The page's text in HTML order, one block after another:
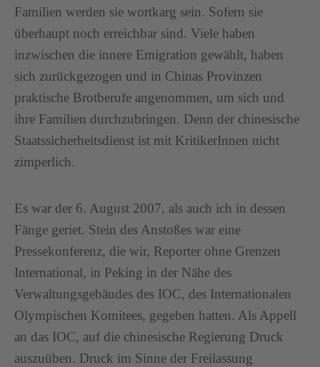
Familien werden sie wortkarg sein. Sofern sie
überhaupt noch erreichbar sind. Viele haben
inzwischen die innere Emigration gewählt, haben
sich zurückgezogen und in Chinas Provinzen
praktische Brotberufe angenommen, um sich und
ihre Familien durchzubringen. Denn der chinesische
Staatssicherheitsdienst ist mit KritikerInnen nicht
zimperlich.
Es war der 6. August 2007, als auch ich in dessen
Fänge geriet. Stein des Anstoßes war eine
Pressekonferenz, die wir, Reporter ohne Grenzen
International, in Peking in der Nähe des
Verwaltungsgebäudes des IOC, des Internationalen
Olympischen Komitees, gegeben hatten. Als Appell
an das IOC, auf die chinesische Regierung Druck
auszuüben. Druck im Sinne der Freilassung